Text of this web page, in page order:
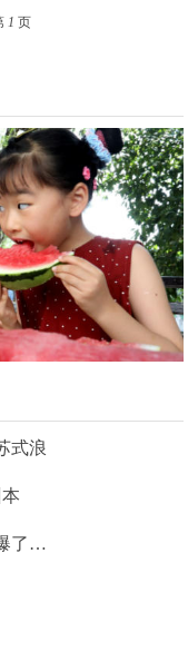
1 页
式浪
了…